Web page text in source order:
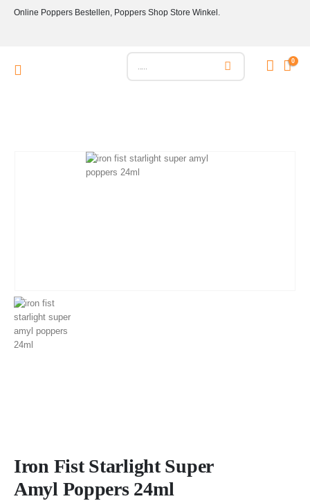
Online Poppers Bestellen, Poppers Shop Store Winkel.
0
Iron Fist Starlight Super
Amyl Poppers 24ml